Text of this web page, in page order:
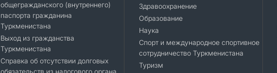
общегражданского (внутреннего)
паспорта гражданина
Туркменистана
Выход из гражданства
Туркменистана
Справка об отсутствии долговых
обязательств из налогового органа
Здравоохранение
Образование
Наука
Спорт и международное спортивное
сотрудничество Туркменистана
Туризм